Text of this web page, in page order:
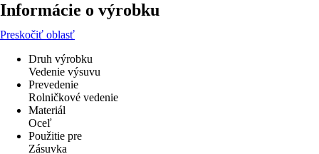
Informácie o výrobku
Preskočiť oblasť
Druh výrobku
Vedenie výsuvu
Prevedenie
Rolničkové vedenie
Materiál
Oceľ
Použitie pre
Zásuvka